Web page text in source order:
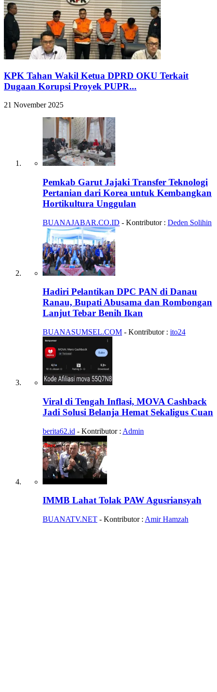
KPK Tahan Wakil Ketua DPRD OKU Terkait
Dugaan Korupsi Proyek PUPR...
21 November 2025
Pemkab Garut Jajaki Transfer Teknologi
Pertanian dari Korea untuk Kembangkan
Hortikultura Unggulan
BUANAJABAR.CO.ID - Kontributor : Deden Solihin
Hadiri Pelantikan DPC PAN di Danau
Ranau, Bupati Abusama dan Rombongan
Lanjut Tebar Benih Ikan
BUANASUMSEL.COM - Kontributor : ito24
Viral di Tengah Inflasi, MOVA Cashback
Jadi Solusi Belanja Hemat Sekaligus Cuan
berita62.id - Kontributor : Admin
IMMB Lahat Tolak PAW Agusriansyah
BUANATV.NET - Kontributor : Amir Hamzah